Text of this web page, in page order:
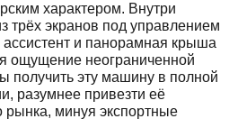
характером. Внутри
трёх экранов под управлением
ассистент и панорамная крыша
ощущение неограниченной
получить эту машину в полной
разумнее привезти её
рынка, минуя экспортные